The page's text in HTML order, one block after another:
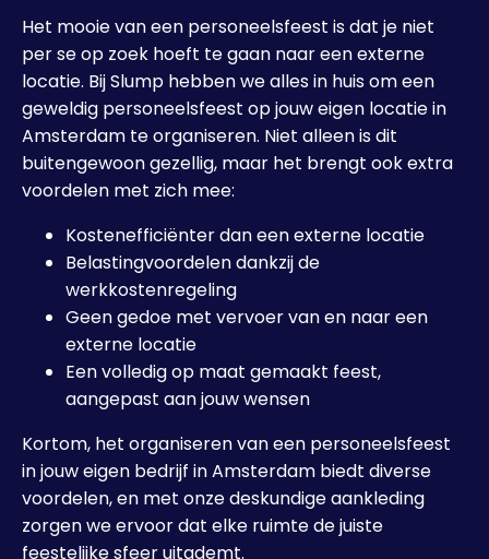
Het mooie van een personeelsfeest is dat je niet
per se op zoek hoeft te gaan naar een externe
locatie. Bij Slump hebben we alles in huis om een
geweldig personeelsfeest op jouw eigen locatie in
Amsterdam te organiseren. Niet alleen is dit
buitengewoon gezellig, maar het brengt ook extra
voordelen met zich mee:
Kostenefficiënter dan een externe locatie
Belastingvoordelen dankzij de
werkkostenregeling
Geen gedoe met vervoer van en naar een
externe locatie
Een volledig op maat gemaakt feest,
aangepast aan jouw wensen
Kortom, het organiseren van een personeelsfeest
in jouw eigen bedrijf in Amsterdam biedt diverse
voordelen, en met onze deskundige aankleding
zorgen we ervoor dat elke ruimte de juiste
feestelijke sfeer uitademt.